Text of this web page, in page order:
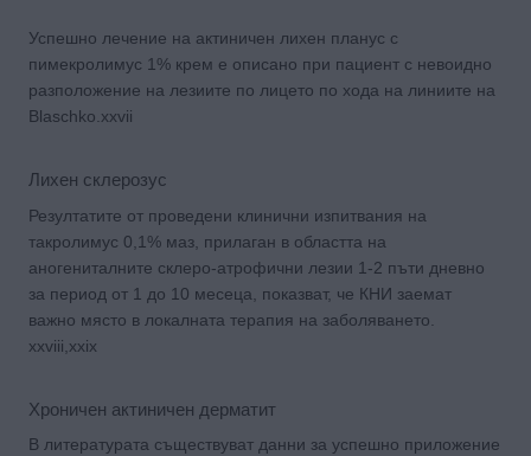
Успешно лечение на актиничен лихен планус с
пимекролимус 1% крем е описано при пациент с невоидно
разположение на лезиите по лицето по хода на линиите на
Blaschko.xxvii
Лихен склерозус
Резултатите от проведени клинични изпитвания на
такролимус 0,1% маз, прилаган в областта на
аногениталните склеро-атрофични лезии 1-2 пъти дневно
за период от 1 до 10 месеца, показват, че КНИ заемат
важно място в локалната терапия на заболяването.
xxviii,xxix
Хроничен актиничен дерматит
В литературата съществуват данни за успешно приложение